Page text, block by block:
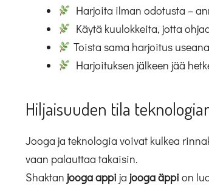
Harjoita ilman odotusta –
Käytä kuulokkeita, jotta
Toista sama harjoitus
Harjoituksen jälkeen jää
Hiljaisuuden tila
Jooga ja teknologia voivat kulkea
vaan palauttaa takaisin.
Shaktan jooga appi ja jooga äppi on